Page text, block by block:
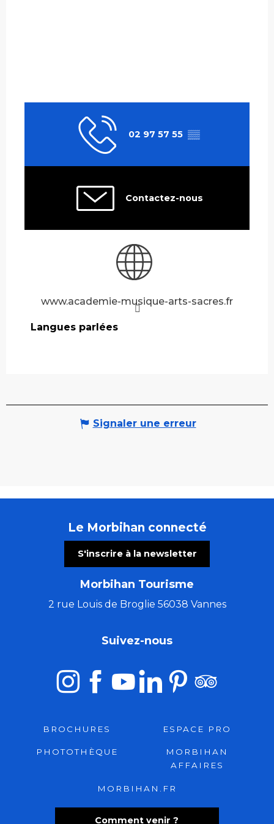
02 97 57 55 ▒▒
Contactez-nous
www.academie-musique-arts-sacres.fr
Langues parlées
Langues parlées
Signaler une erreur
Le Morbihan connecté
S'inscrire à la newsletter
Morbihan Tourisme
2 rue Louis de Broglie 56038 Vannes
Comment venir ?
Suivez-nous
BROCHURES ESPACE PRO
PHOTOTHÈQUE
MORBIHAN
AFFAIRES
MORBIHAN.FR